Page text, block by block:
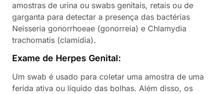
amostras de urina ou swabs genitais, retais ou de
garganta para detectar a presença das bactérias
Neisseria gonorrhoeae (gonorreia) e Chlamydia
trachomatis (clamídia).
Exame de Herpes Genital:
Um swab é usado para coletar uma amostra de uma
ferida ativa ou líquido das bolhas. Além disso, os